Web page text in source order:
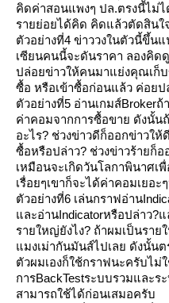
คิดค่าสอนแพงๆ ปล.ตรงนี้ไม่
รายย่อยได้คิด คิดแล้วตัดสินใ
ตัวอย่างที่4 ข่าววงในตัวนี้ขึ้น
เซียนคนนี้จะดันราคา ลองคิ
ปล่อยข่าวให้คนมาแย่งคุณเก็
ซื้อ หรือเข้าซื้อก่อนแล้ว ค่อยป
ตัวอย่างที่5 อ่านเกมส์Broker
ค่าคอมจากการซื้อขาย ดังนั้
อะไร? ช่วงข่าวดีก็ออกข่าวใ
ซื้อหรือปล่าว? ช่วงข่าวร้ายก็
เหมือนจะเกิดวันโลกาพินาศ
เรื่อยๆเขาก็จะได้ค่าคอมเยอะ
ตัวอย่างที่6 เล่นกราฟอ่าน
ละอ่านIndicatorหรือปล่าว?
รายใหญ่ยังไง? ถ้าผมเป็นรา
มงเม่ากันมันส์ไปเลย ดังนั้นต
ตัวผมเองก็ใช้กราฟนะครับไม่
การBackTestระบบรวมและ
สามารถใช้ได้ก่อนเสมอครับ